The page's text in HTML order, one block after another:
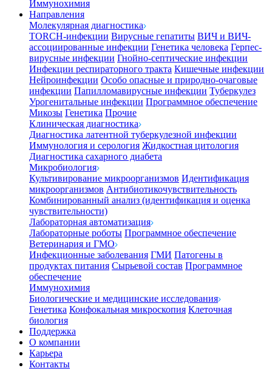
Иммунохимия
Направления
Молекулярная диагностика
TORCH-инфекции Вирусные гепатиты ВИЧ и ВИЧ-
ассоциированные инфекции Генетика человека Герпес-
вирусные инфекции Гнойно-септические инфекции
Инфекции респираторного тракта Кишечные инфекции
Нейроинфекции Особо опасные и природно-очаговые
инфекции Папилломавирусные инфекции Туберкулез
Урогенитальные инфекции Программное обеспечение
Микозы Генетика Прочие
Клиническая диагностика
Диагностика латентной туберкулезной инфекции
Иммунология и серология Жидкостная цитология
Диагностика сахарного диабета
Микробиология
Культивирование микроорганизмов Идентификация
микроорганизмов Антибиотикочувствительность
Комбинированный анализ (идентификация и оценка
чувствительности)
Лабораторная автоматизация
Лабораторные роботы Программное обеспечение
Ветеринария и ГМО
Инфекционные заболевания ГМИ Патогены в
продуктах питания Сырьевой состав Программное
обеспечение
Иммунохимия
Биологические и медицинские исследования
Генетика Конфокальная микроскопия Клеточная
биология
Поддержка
О компании
Карьера
Контакты